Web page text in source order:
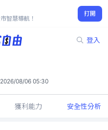
智慧導航！
打開
登入
2026/08/06 05:30
獲利能力 安全性分析